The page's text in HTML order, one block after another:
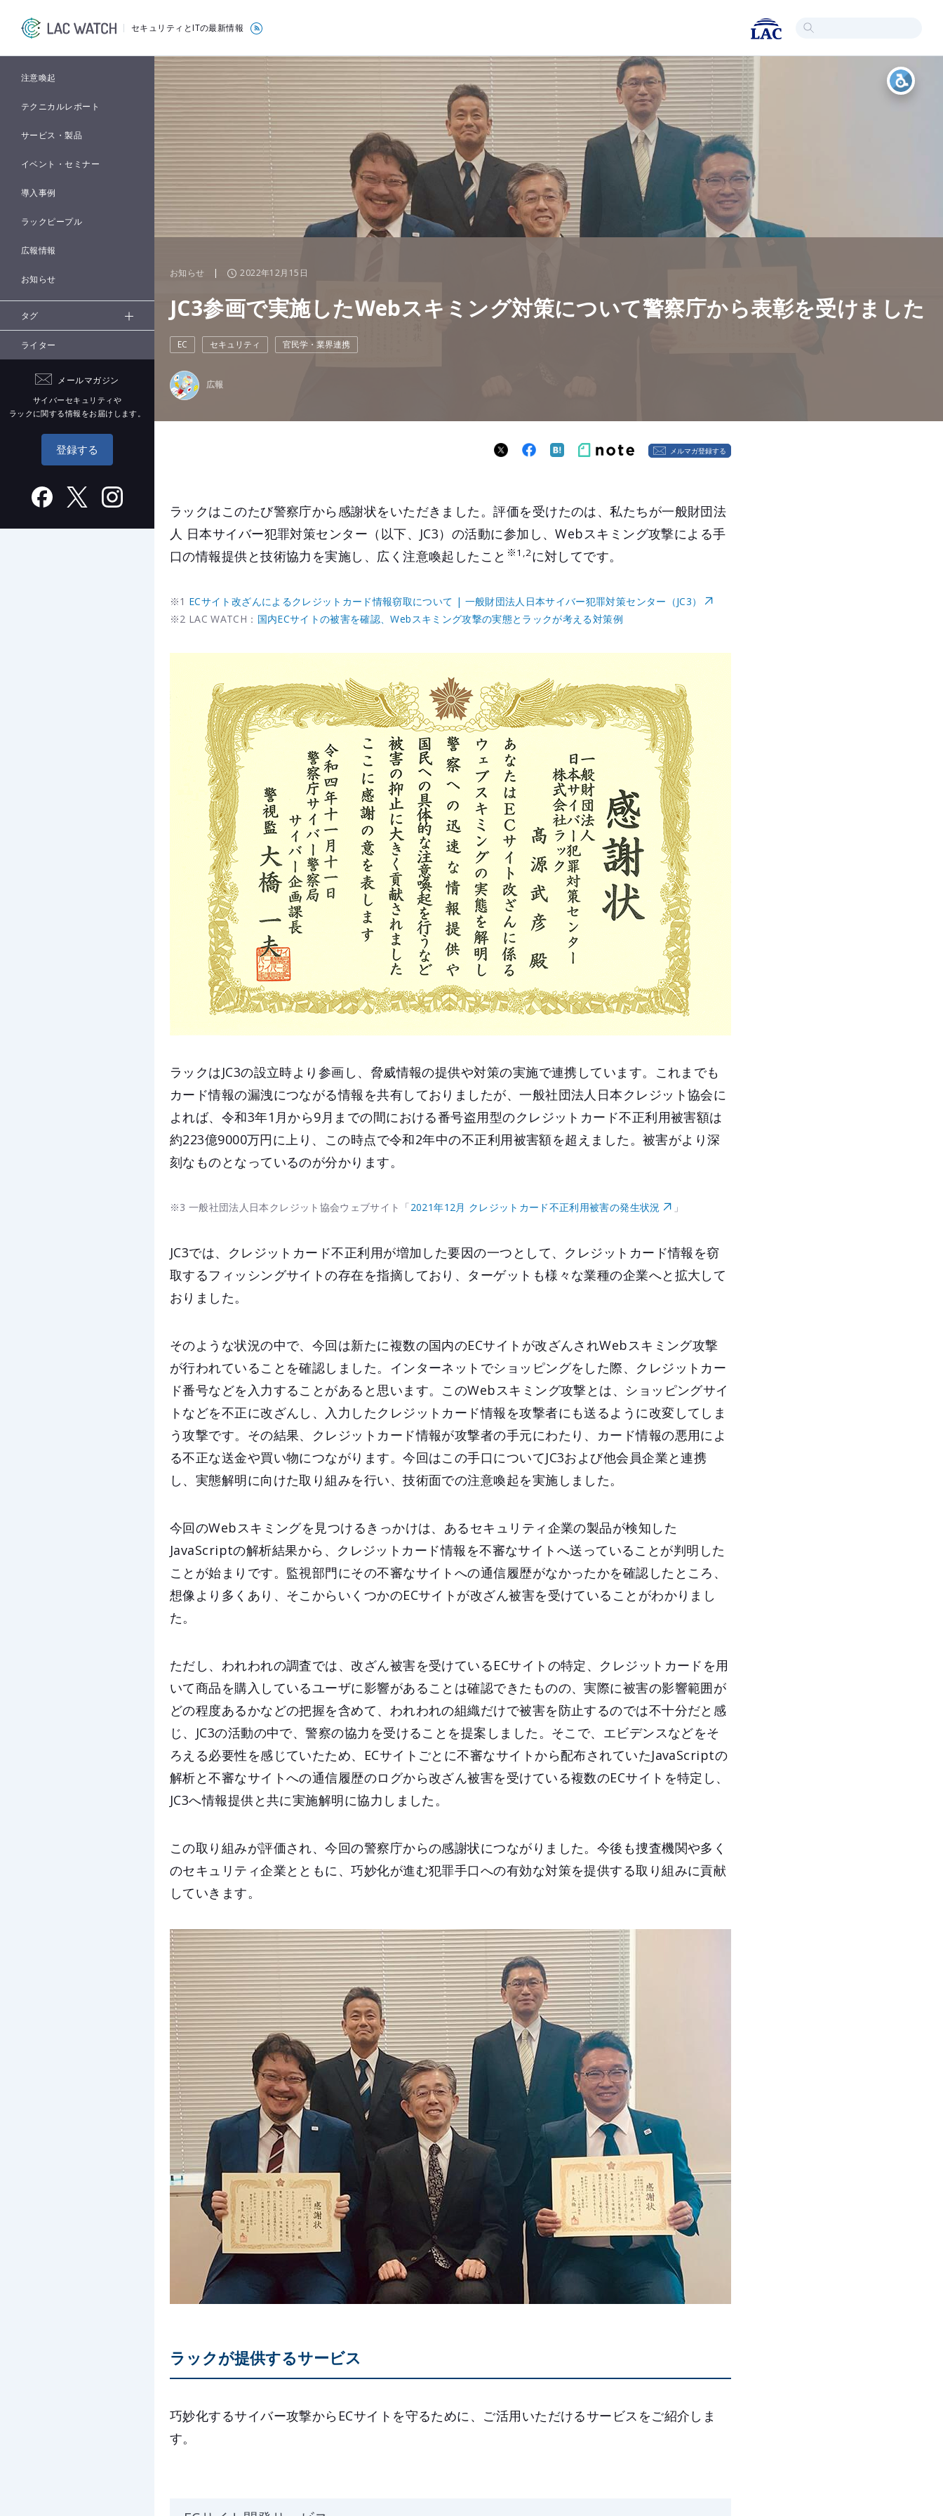
セキュリティとITの最新情報
注意喚起
テクニカルレポート
サービス・製品
イベント・セミナー
導入事例
ラックピープル
広報情報
お知らせ
タグ
ライター
メールマガジン
サイバーセキュリティや
ラックに関する情報をお届けします。
登録する
お知らせ | 2022年12月15日
JC3参画で実施したWebスキミング対策について警察庁から表彰を受けました
EC セキュリティ 官民学・業界連携
広報
メルマガ登録する
ラックはこのたび警察庁から感謝状をいただきました。評価を受けたのは、私たちが一般財団法
人 日本サイバー犯罪対策センター（以下、JC3）の活動に参加し、Webスキミング攻撃による手
口の情報提供と技術協力を実施し、広く注意喚起したこと ※1,2に対してです。
※1 ECサイト改ざんによるクレジットカード情報窃取について | 一般財団法人日本サイバー犯罪対策センター（JC3）
※2 LAC WATCH： 国内ECサイトの被害を確認、Webスキミング攻撃の実態とラックが考える対策例
ラックはJC3の設立時より参画し、脅威情報の提供や対策の実施で連携しています。これまでも
カード情報の漏洩につながる情報を共有しておりましたが、一般社団法人日本クレジット協会に
よれば、令和3年1月から9月までの間における番号盗用型のクレジットカード不正利用被害額は
約223億9000万円に上り、この時点で令和2年中の不正利用被害額を超えました。被害がより深
刻なものとなっているのが分かります。
※3 一般社団法人日本クレジット協会ウェブサイト「2021年12月 クレジットカード不正利用被害の発生状況 」
JC3では、クレジットカード不正利用が増加した要因の一つとして、クレジットカード情報を窃
取するフィッシングサイトの存在を指摘しており、ターゲットも様々な業種の企業へと拡大して
おりました。
そのような状況の中で、今回は新たに複数の国内のECサイトが改ざんされWebスキミング攻撃
が行われていることを確認しました。インターネットでショッピングをした際、クレジットカー
ド番号などを入力することがあると思います。このWebスキミング攻撃とは、ショッピングサイ
トなどを不正に改ざんし、入力したクレジットカード情報を攻撃者にも送るように改変してしま
う攻撃です。その結果、クレジットカード情報が攻撃者の手元にわたり、カード情報の悪用によ
る不正な送金や買い物につながります。今回はこの手口についてJC3および他会員企業と連携
し、実態解明に向けた取り組みを行い、技術面での注意喚起を実施しました。
今回のWebスキミングを見つけるきっかけは、あるセキュリティ企業の製品が検知した
JavaScriptの解析結果から、クレジットカード情報を不審なサイトへ送っていることが判明した
ことが始まりです。監視部門にその不審なサイトへの通信履歴がなかったかを確認したところ、
想像より多くあり、そこからいくつかのECサイトが改ざん被害を受けていることがわかりまし
た。
ただし、われわれの調査では、改ざん被害を受けているECサイトの特定、クレジットカードを用
いて商品を購入しているユーザに影響があることは確認できたものの、実際に被害の影響範囲が
どの程度あるかなどの把握を含めて、われわれの組織だけで被害を防止するのでは不十分だと感
じ、JC3の活動の中で、警察の協力を受けることを提案しました。そこで、エビデンスなどをそ
ろえる必要性を感じていたため、ECサイトごとに不審なサイトから配布されていたJavaScriptの
解析と不審なサイトへの通信履歴のログから改ざん被害を受けている複数のECサイトを特定し、
JC3へ情報提供と共に実施解明に協力しました。
この取り組みが評価され、今回の警察庁からの感謝状につながりました。今後も捜査機関や多く
のセキュリティ企業とともに、巧妙化が進む犯罪手口への有効な対策を提供する取り組みに貢献
していきます。
ラックが提供するサービス
巧妙化するサイバー攻撃からECサイトを守るために、ご活用いただけるサービスをご紹介しま
す。